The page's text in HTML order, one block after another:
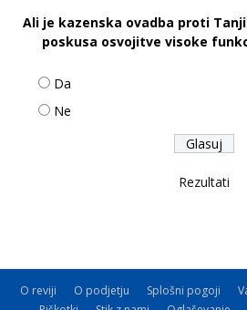
Ali je kazenska ovadba proti
poskusa osvojitve visoke
Da
Ne
Rezultati
O reviji O podjetju Splošni pogoji